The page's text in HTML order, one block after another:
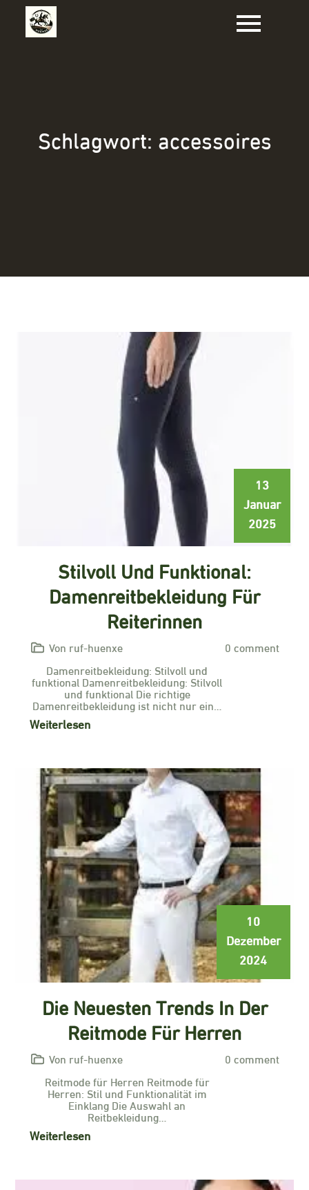
Schlagwort: accessoires
13
Januar
2025
Stilvoll Und Funktional:
Damenreitbekleidung Für
Reiterinnen
Von ruf-huenxe
0 comment
Damenreitbekleidung: Stilvoll und
funktional Damenreitbekleidung: Stilvoll
und funktional Die richtige
Damenreitbekleidung ist nicht nur ein…
Weiterlesen
10
Dezember
2024
Die Neuesten Trends In Der
Reitmode Für Herren
Von ruf-huenxe
0 comment
Reitmode für Herren Reitmode für
Herren: Stil und Funktionalität im
Einklang Die Auswahl an
Reitbekleidung…
Weiterlesen